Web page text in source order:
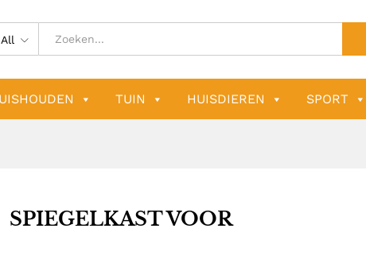
All
TUIN HUISDIEREN SPORT
SPIEGELKAST VOOR